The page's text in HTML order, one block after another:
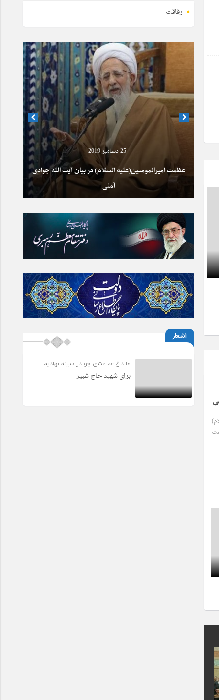
27 دسامبر 2021
تألیفات زندگینامه؛
خراش سینه
27 دسامبر 2021
تألیفات
شیخ بهلول در
رفاقت
25 دسامبر 2019
عظمت امیرالمومنین(علیه السلام) در بیان آیت الله جوادی
آملی
اشعار
ما داغ غم عشق چو در سينه نهاديم
برای شهید حاج شبیر